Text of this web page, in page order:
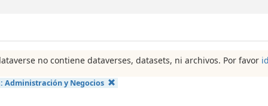
no contiene dataverses, datasets, ni archivos. Por favor
Administración y Negocios